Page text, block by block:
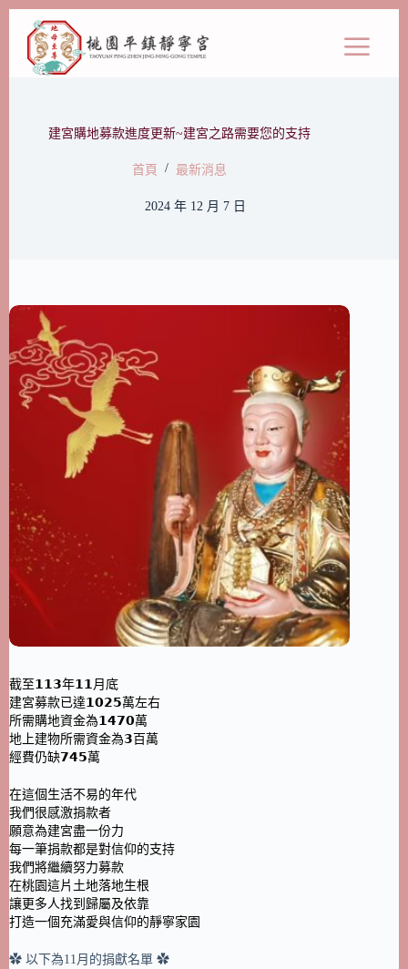
建宮購地募款進度更新~建宮之路需要您的支持
首頁 / 最新消息
2024 年 12 月 7 日
截至𝟭𝟭𝟯年𝟭𝟭月底
建宮募款已達𝟭𝟬𝟮𝟱萬左右
所需購地資金為𝟭𝟰𝟳𝟬萬
地上建物所需資金為𝟯百萬
經費仍缺𝟳𝟰𝟱萬
在這個生活不易的年代
我們很感激捐款者
願意為建宮盡一份力
每一筆捐款都是對信仰的支持
我們將繼續努力募款
在桃園這片土地落地生根
讓更多人找到歸屬及依靠
打造一個充滿愛與信仰的靜寧家園
✿ 以下為11月的捐獻名單 ✿